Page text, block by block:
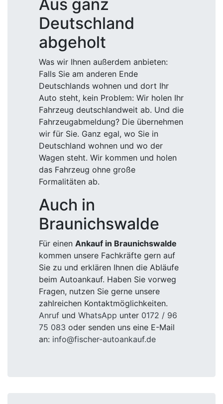
Aus ganz
Deutschland
abgeholt
Was wir Ihnen außerdem anbieten:
Falls Sie am anderen Ende
Deutschlands wohnen und dort Ihr
Auto steht, kein Problem: Wir holen Ihr
Fahrzeug deutschlandweit ab. Und die
Fahrzeugabmeldung? Die übernehmen
wir für Sie. Ganz egal, wo Sie in
Deutschland wohnen und wo der
Wagen steht. Wir kommen und holen
das Fahrzeug ohne große
Formalitäten ab.
Auch in
Braunichswalde
Für einen Ankauf in Braunichswalde
kommen unsere Fachkräfte gern auf
Sie zu und erklären Ihnen die Abläufe
beim Autoankauf. Haben Sie vorweg
Fragen, nutzen Sie gerne unsere
zahlreichen Kontaktmöglichkeiten.
Anruf und WhatsApp unter 0172 / 96
75 083 oder senden uns eine E-Mail
an: info@fischer-autoankauf.de